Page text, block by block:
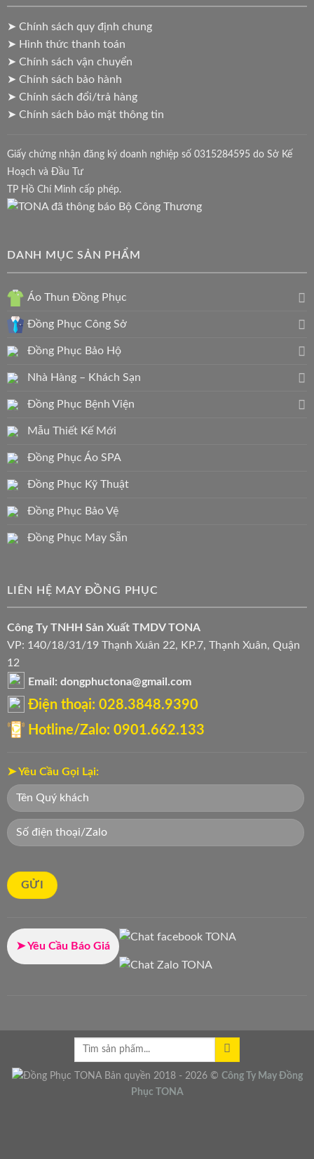
➤ Chính sách quy định chung
➤ Hình thức thanh toán
➤ Chính sách vận chuyển
➤ Chính sách bảo hành
➤ Chính sách đổi/trả hàng
➤ Chính sách bảo mật thông tin
Giấy chứng nhận đăng ký doanh nghiệp số 0315284595 do Sở Kế
Hoạch và Đầu Tư
TP Hồ Chí Minh cấp phép.
DANH MỤC SẢN PHẨM
Áo Thun Đồng Phục
Đồng Phục Công Sở
Đồng Phục Bảo Hộ
Nhà Hàng – Khách Sạn
Đồng Phục Bệnh Viện
Mẫu Thiết Kế Mới
Đồng Phục Áo SPA
Đồng Phục Kỹ Thuật
Đồng Phục Bảo Vệ
Đồng Phục May Sẵn
LIÊN HỆ MAY ĐỒNG PHỤC
Công Ty TNHH Sản Xuất TMDV TONA
VP: 140/18/31/19 Thạnh Xuân 22, KP.7, Thạnh Xuân, Quận
12
Email: dongphuctona@gmail.com
Điện thoại: ‭028.3848.9390‬
Hotline/Zalo: 0901.662.133
➤ Yêu Cầu Gọi Lại:
➤ Yêu Cầu Báo Giá
Bản quyền 2018 - 2026 © Công Ty May Đồng
Phục TONA